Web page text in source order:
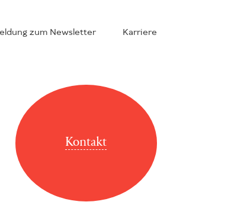
zum Newsletter Karriere
Kontakt